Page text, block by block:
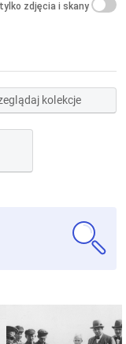
tylko zdjęcia i skany
kolekcje